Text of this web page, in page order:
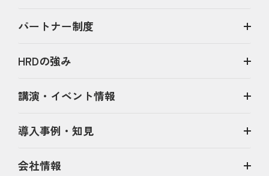
パートナー制度
HRDの強み
講演・イベント情報
導入事例・知見
会社情報